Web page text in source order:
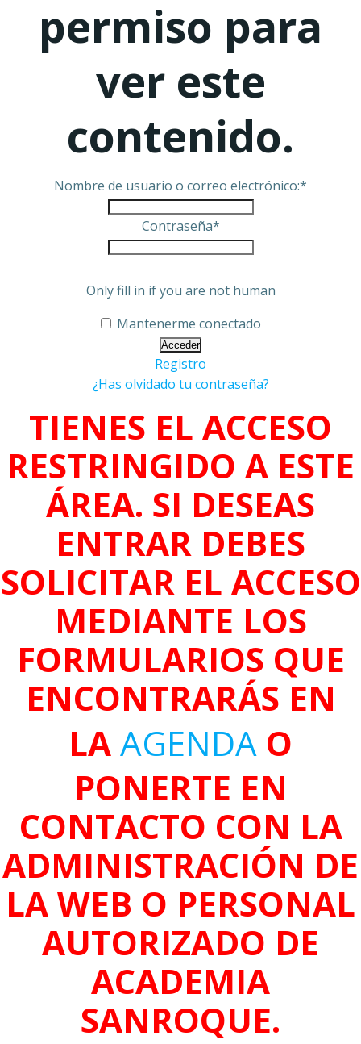
permiso para
ver este
contenido.
Nombre de usuario o correo electrónico:*
Contraseña*
Only fill in if you are not human
Mantenerme conectado
Registro
¿Has olvidado tu contraseña?
TIENES EL ACCESO
RESTRINGIDO A ESTE
ÁREA. SI DESEAS
ENTRAR DEBES
SOLICITAR EL ACCESO
MEDIANTE LOS
FORMULARIOS QUE
ENCONTRARÁS EN
LAAGENDA O
PONERTE EN
CONTACTO CON LA
ADMINISTRACIÓN DE
LA WEB O PERSONAL
AUTORIZADO DE
ACADEMIA
SANROQUE.